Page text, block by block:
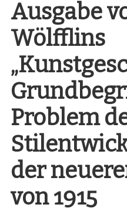
Ausgabe
Wölfflins
Problem
der
von 1915